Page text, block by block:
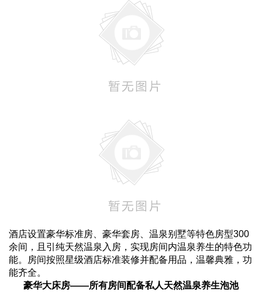
酒店设置豪华标准房、豪华套房、温泉别墅等特色房型300
余间，且引纯天然温泉入房，实现房间内温泉养生的特色功
能。房间按照星级酒店标准装修并配备用品，温馨典雅，功
能齐全。
豪华大床房——所有房间配备私人天然温泉养生泡池